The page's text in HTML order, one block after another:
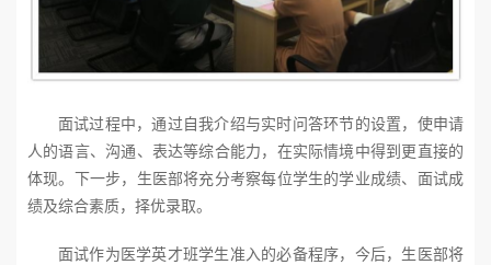
面试过程中，通过自我介绍与实时问答环节的设置，使申请
人的语言、沟通、表达等综合能力，在实际情境中得到更直接的
体现。下一步，生医部将充分考察每位学生的学业成绩、面试成
绩及综合素质，择优录取。
面试作为医学英才班学生准入的必备程序，今后， 生 医部将